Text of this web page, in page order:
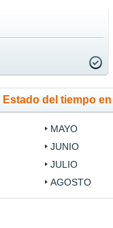
Estado del tiempo
MAYO
JUNIO
JULIO
AGOSTO